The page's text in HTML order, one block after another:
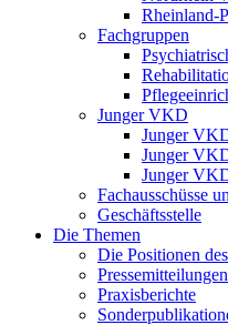
Rheinland-
Fachgruppen
Junger VKD
Junger
Junger
Junger
Fachausschüsse
Geschäftsstelle
Die Themen
Die Positionen
Pressemitteilungen
Praxisberichte